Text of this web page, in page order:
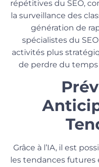
répétitives du SEO,
la surveillance des
génération de
spécialistes du
activités plus
de perdre du temps
Grâce à l’IA, il est
les tendances